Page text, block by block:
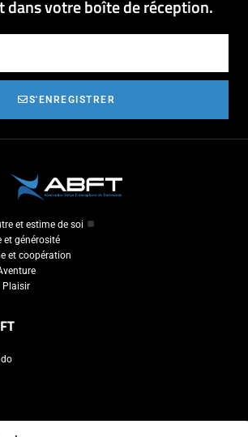
dans votre boîte de réception.
S'ENREGISTRER
et estime de soi
et générosité
et coopération
Plaisir